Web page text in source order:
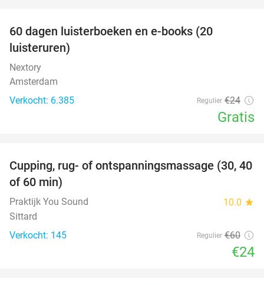
60 dagen luisterboeken en e-books (20
luisteruren)
Nextory
Amsterdam
Verkocht: 6.385
Regulier €24
Gratis
60%
Cupping, rug- of ontspanningsmassage (30, 40
of 60 min)
Praktijk You Sound 10.0 star
Sittard
Verkocht: 145
Regulier €60
€24